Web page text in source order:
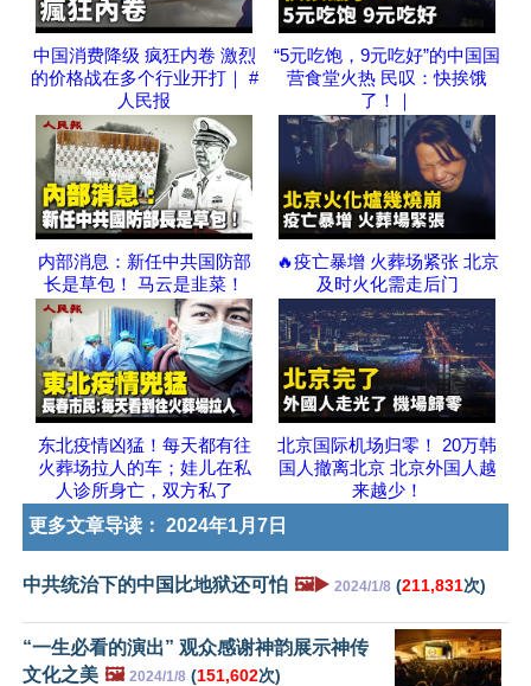
中国消费降级 疯狂内卷 激烈
的价格战在多个行业开打｜ #
人民报
“5元吃饱，9元吃好”的中国国
营食堂火热 民叹：快挨饿
了！｜
内部消息：新任中共国防部
长是草包！ 马云是韭菜！
🔥疫亡暴增 火葬场紧张 北京
及时火化需走后门
东北疫情凶猛！每天都有往
火葬场拉人的车；娃儿在私
人诊所身亡，双方私了
北京国际机场归零！ 20万韩
国人撤离北京 北京外国人越
来越少！
更多文章导读： 2024年1月7日
中共统治下的中国比地狱还可怕 🖼️▶️ 2024/1/8 (211,831次)
“一生必看的演出” 观众感谢神韵展示神传
文化之美 🖼️ 2024/1/8 (151,602次)